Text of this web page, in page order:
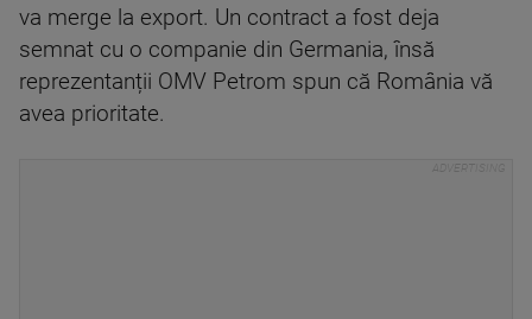
va merge la export. Un contract a fost deja
semnat cu o companie din Germania, însă
reprezentanții OMV Petrom spun că România vă
avea prioritate.